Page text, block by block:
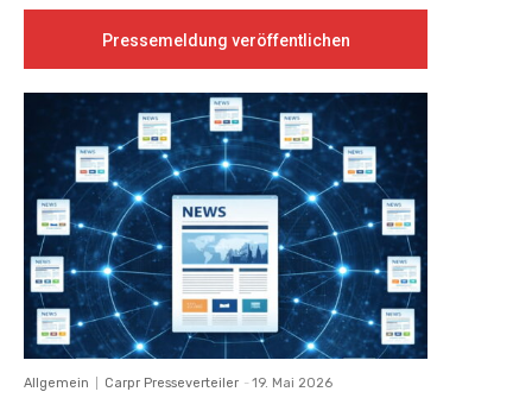
Pressemeldung veröffentlichen
Allgemein Carpr Presseverteiler - 19. Mai 2026